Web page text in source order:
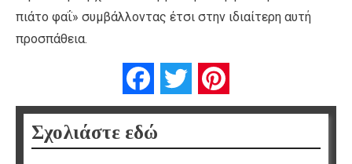
πιάτο φαΐ» συμβάλλοντας έτσι στην ιδιαίτερη αυτή
προσπάθεια.
FacebookTwitter
Σχολιάστε εδώ